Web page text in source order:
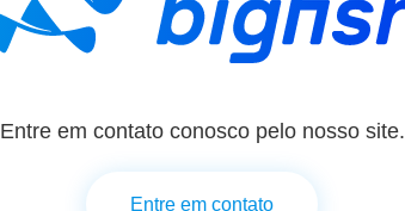
Entre em contato conosco pelo nosso site.
Entre em contato